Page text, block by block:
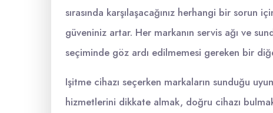
sırasında karşılaşacağınız herhangi bir sorun
güveniniz artar. Her markanın servis ağı ve
seçiminde göz ardı edilmemesi gereken bir
Işitme cihazı seçerken markaların sunduğu
hizmetlerini dikkate almak, doğru cihazı